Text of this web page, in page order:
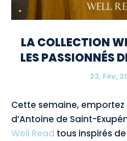
LA COLLECTION
LES PASSIONNÉS
23, Fév,
Cette semaine,
d’Antoine de Saint-
Well Read tous inspirés